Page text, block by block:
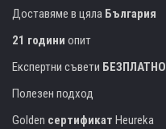
Доставяме в цяла България
21 години опит
Експертни съвети БЕЗПЛАТНО
Полезен подход
Golden сертификат Heureka